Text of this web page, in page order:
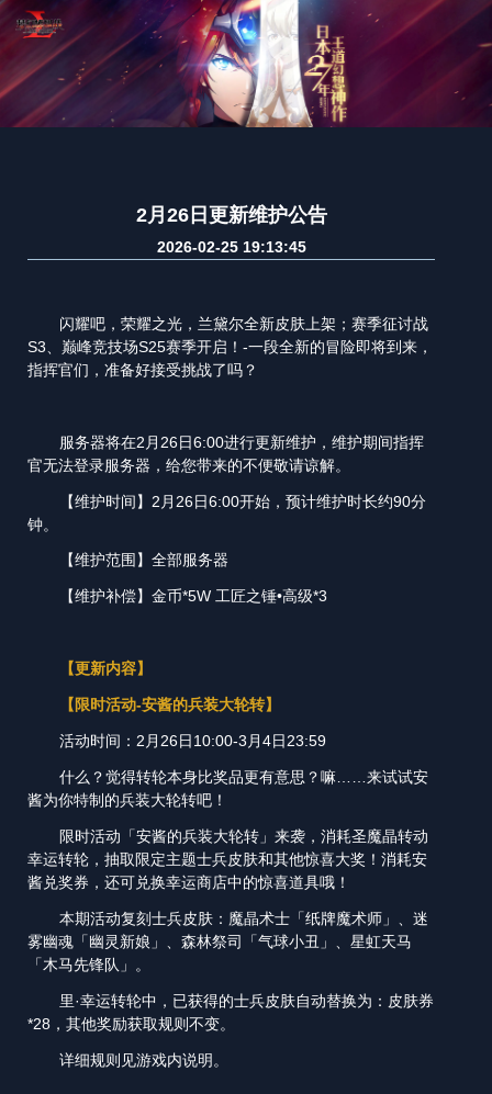
2月26日更新维护公告
2026-02-25 19:13:45
闪耀吧，荣耀之光，兰黛尔全新皮肤上架；赛季征讨战
S3、巅峰竞技场S25赛季开启！-一段全新的冒险即将到来，
指挥官们，准备好接受挑战了吗？
服务器将在2月26日6:00进行更新维护，维护期间指挥
官无法登录服务器，给您带来的不便敬请谅解。
【维护时间】2月26日6:00开始，预计维护时长约90分
钟。
【维护范围】全部服务器
【维护补偿】金币*5W 工匠之锤•高级*3
【更新内容】
【限时活动-安酱的兵装大轮转】
活动时间：2月26日10:00-3月4日23:59
什么？觉得转轮本身比奖品更有意思？嘛……来试试安
酱为你特制的兵装大轮转吧！
限时活动「安酱的兵装大轮转」来袭，消耗圣魔晶转动
幸运转轮，抽取限定主题士兵皮肤和其他惊喜大奖！消耗安
酱兑奖券，还可兑换幸运商店中的惊喜道具哦！
本期活动复刻士兵皮肤：魔晶术士「纸牌魔术师」、迷
雾幽魂「幽灵新娘」、森林祭司「气球小丑」、星虹天马
「木马先锋队」。
里·幸运转轮中，已获得的士兵皮肤自动替换为：皮肤券
*28，其他奖励获取规则不变。
详细规则见游戏内说明。